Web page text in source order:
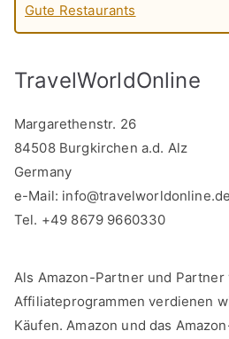
Gute Restaurants
TravelWorldOnline
Margarethenstr. 26
84508 Burgkirchen a.d. Alz
Germany
e-Mail: info@travelworldonline.de
Tel. +49 8679 9660330
Als Amazon-Partner und Partner
Affiliateprogrammen verdienen
Käufen. Amazon und das